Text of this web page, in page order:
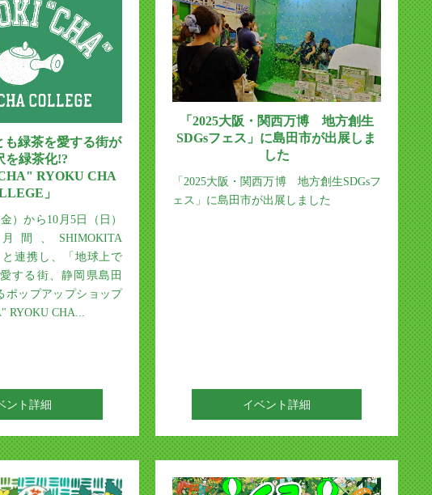
も緑茶を愛する街が
を緑茶化!?
RYOKU CHA
」
）から10月5日（日）
、SHIMOKITA
連携し、「地球上で
する街、静岡県島田
ポップアップショップ
RYOKU CHA...
ント詳細
「2025大阪・関西万博 地方創生
SDGsフェス」に島田市が出展しま
した
「2025大阪・関西万博 地方創生SDGsフ
ェス」に島田市が出展しました
イベント詳細